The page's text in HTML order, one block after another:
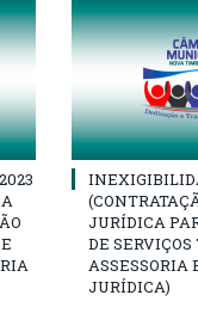
JURÍDICA
DE
ASSESSORIA
JURÍDICA)